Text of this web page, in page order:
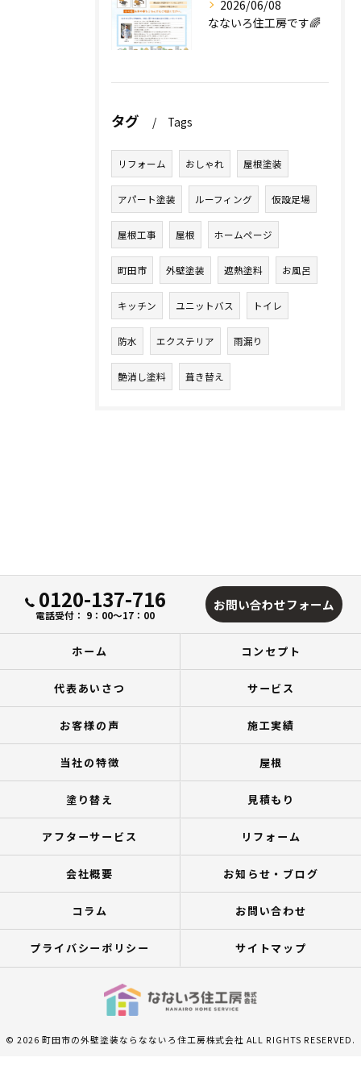
2026/06/08
なないろ住工房です🌈
タグ Tags
リフォーム おしゃれ 屋根塗装
アパート塗装 ルーフィング 仮設足場
屋根工事 屋根 ホームページ
町田市 外壁塗装 遮熱塗料 お風呂
キッチン ユニットバス トイレ
防水 エクステリア 雨漏り
艶消し塗料 葺き替え
0120-137-716
電話受付： 9：00～17：00
お問い合わせフォーム
ホーム コンセプト
代表あいさつ サービス
お客様の声 施工実績
当社の特徴 屋根
塗り替え 見積もり
アフターサービス リフォーム
会社概要 お知らせ・ブログ
コラム お問い合わせ
プライバシーポリシー サイトマップ
© 2026 町田市の外壁塗装ならなないろ住工房株式会社 ALL RIGHTS RESERVED.